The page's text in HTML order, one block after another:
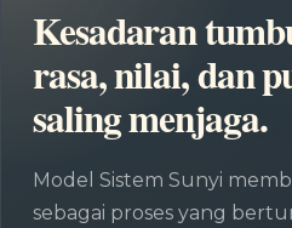
Kesadaran
rasa, nilai, dan
saling menjaga.
Model Sistem Sunyi
sebagai proses yang